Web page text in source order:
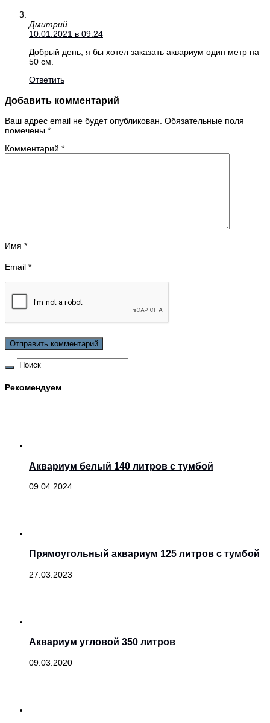
Дмитрий
10.01.2021 в 09:24
Добрый день, я бы хотел заказать аквариум один метр на
50 см.
Ответить
Добавить комментарий
Ваш адрес email не будет опубликован. Обязательные поля
помечены *
Комментарий *
Имя *
Email *
Рекомендуем
Аквариум белый 140 литров с тумбой
09.04.2024
Прямоугольный аквариум 125 литров с тумбой
27.03.2023
Аквариум угловой 350 литров
09.03.2020